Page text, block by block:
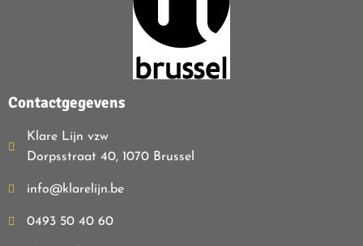
Contactgegevens
Klare Lijn vzw
Dorpsstraat 40, 1070 Brussel
info@klarelijn.be
0493 50 40 60